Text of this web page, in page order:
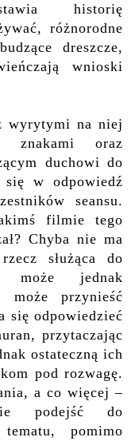
historię
różnorodne
dreszcze,
wnioski
wyrytymi na niej
oraz
duchowi do
się w odpowiedź
seansu.
filmie tego
Chyba nie ma
służąca do
może jednak
może przynieść
się odpowiedzieć
przytaczając
ostateczną ich
pod rozwagę.
a co więcej –
podejść do
pomimo